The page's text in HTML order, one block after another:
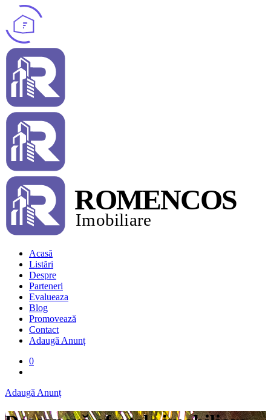
Acasă
Listări
Despre
Parteneri
Evalueaza
Blog
Promovează
Contact
Adaugă Anunț
0
Adaugă Anunț